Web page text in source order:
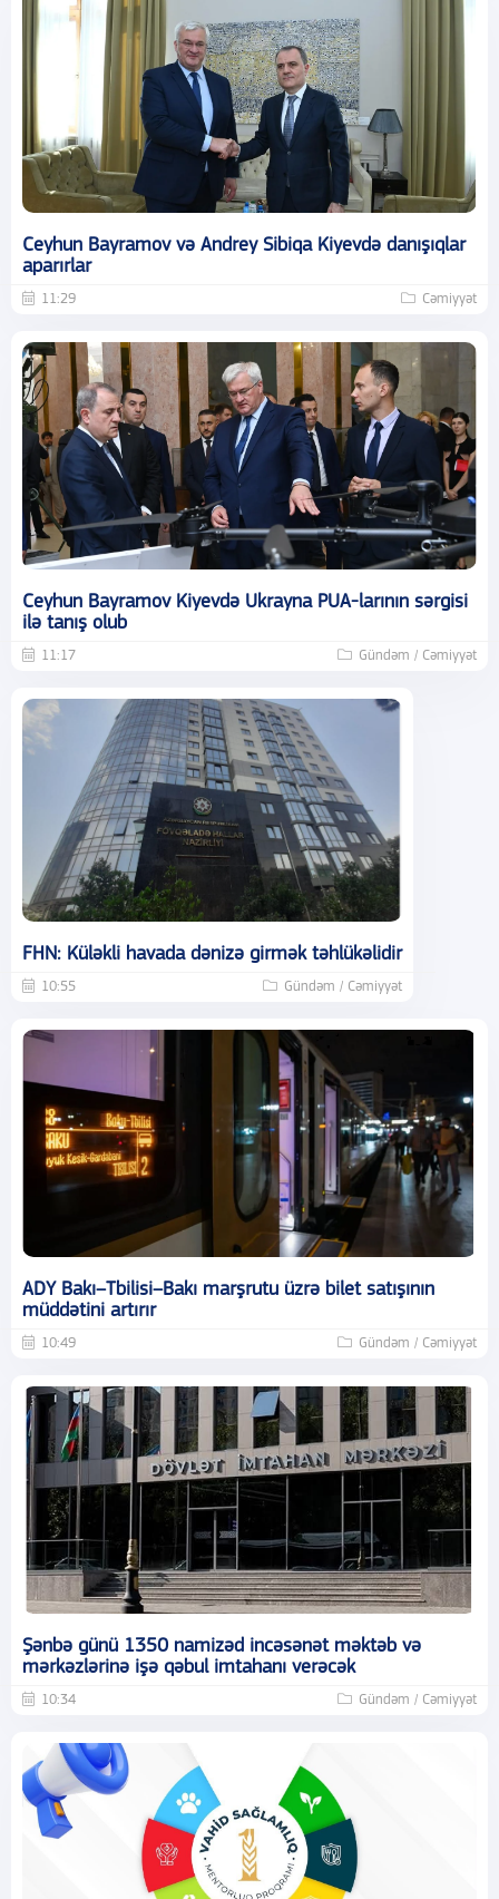
Ceyhun Bayramov və Andrey Sibiqa Kiyevdə danışıqlar
aparırlar
11:29 Cəmiyyət
Ceyhun Bayramov Kiyevdə Ukrayna PUA-larının sərgisi
ilə tanış olub
11:17 Gündəm / Cəmiyyət
FHN: Küləkli havada dənizə girmək təhlükəlidir
10:55 Gündəm / Cəmiyyət
ADY Bakı–Tbilisi–Bakı marşrutu üzrə bilet satışının
müddətini artırır
10:49 Gündəm / Cəmiyyət
Şənbə günü 1350 namizəd incəsənət məktəb və
mərkəzlərinə işə qəbul imtahanı verəcək
10:34 Gündəm / Cəmiyyət